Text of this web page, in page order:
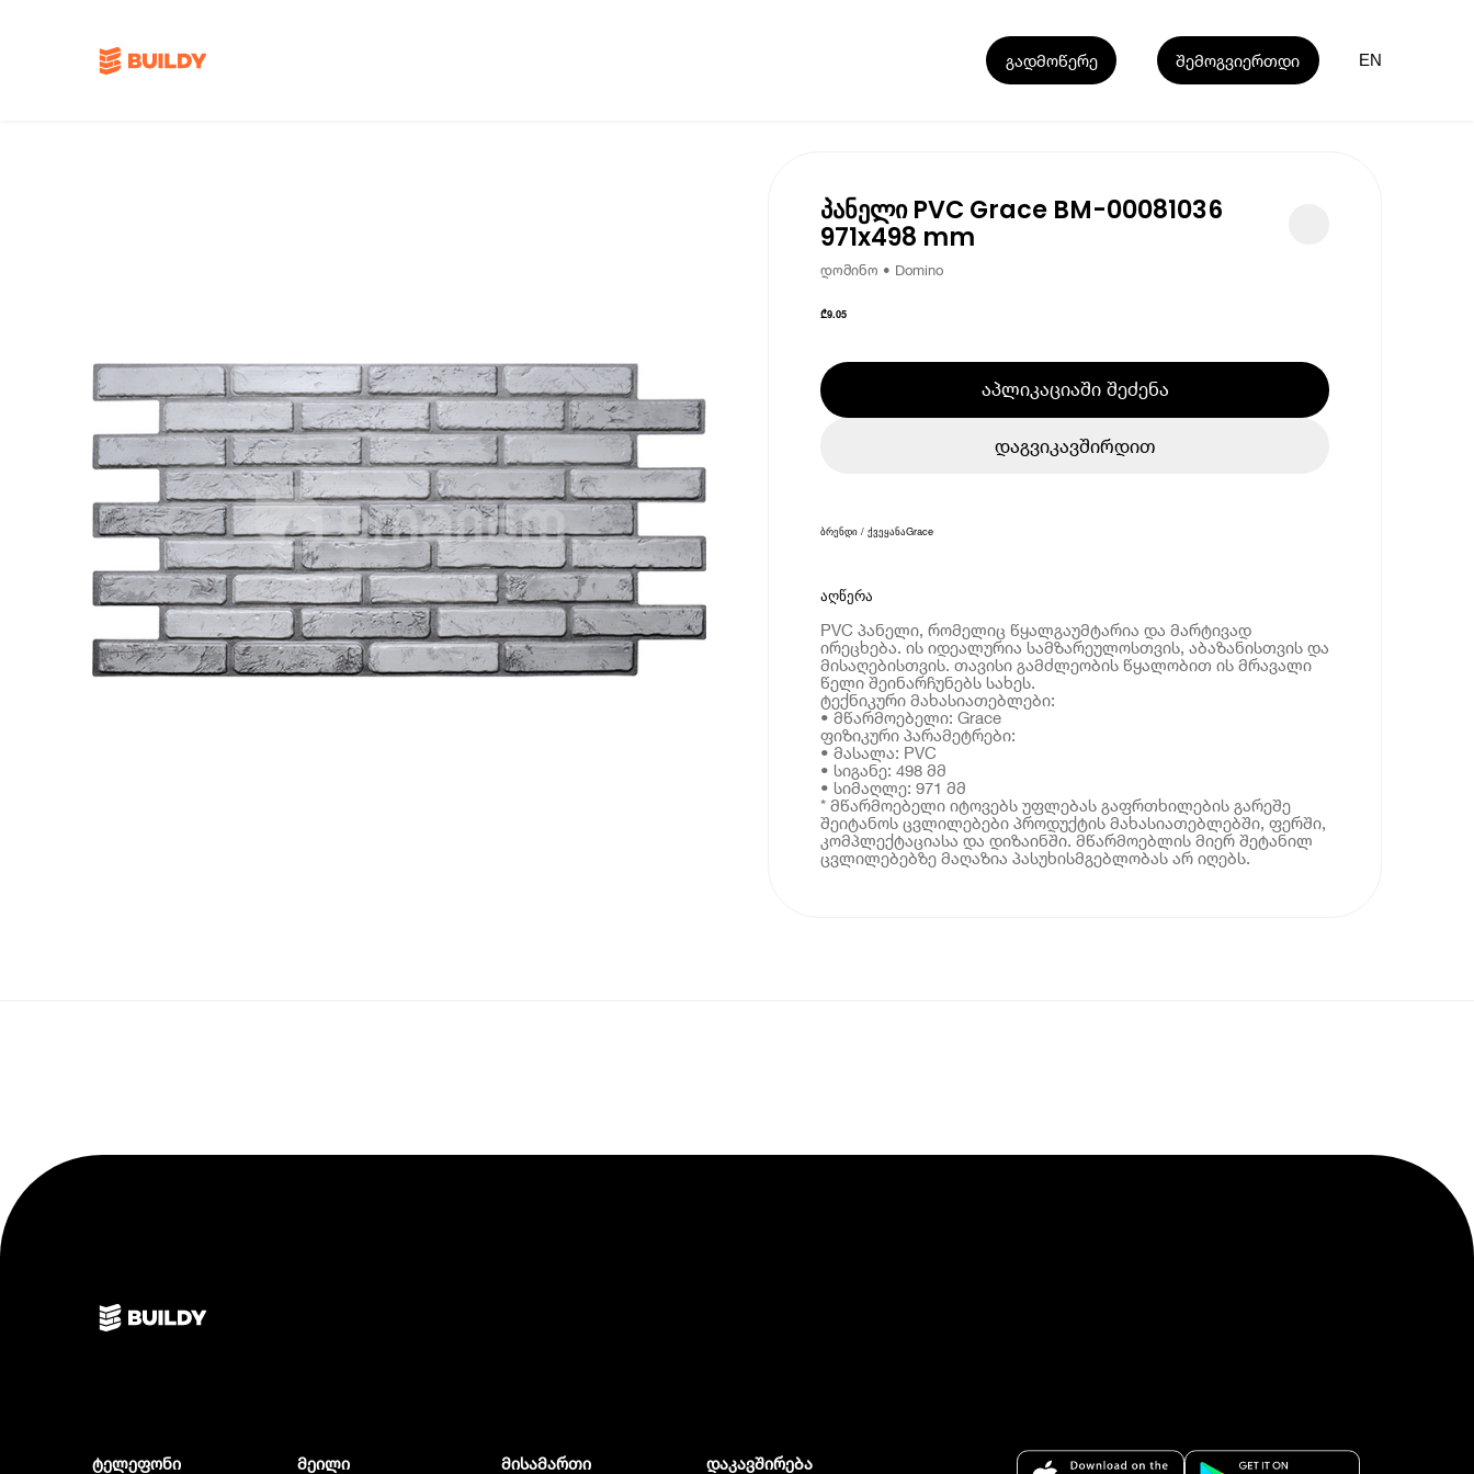
გადმოწერე შემოგვიერთდი EN
პანელი PVC Grace BM-00081036
971x498 mm
დომინო • Domino
₾9.05
აპლიკაციაში შეძენა
დაგვიკავშირდით
ბრენდი / ქვეყანაGrace
აღწერა
PVC პანელი, რომელიც წყალგაუმტარია და მარტივად
ირეცხება. ის იდეალურია სამზარეულოსთვის, აბაზანისთვის და
მისაღებისთვის. თავისი გამძლეობის წყალობით ის მრავალი
წელი შეინარჩუნებს სახეს.
ტექნიკური მახასიათებლები:
• მწარმოებელი: Grace
ფიზიკური პარამეტრები:
• მასალა: PVC
• სიგანე: 498 მმ
• სიმაღლე: 971 მმ
* მწარმოებელი იტოვებს უფლებას გაფრთხილების გარეშე
შეიტანოს ცვლილებები პროდუქტის მახასიათებლებში, ფერში,
კომპლექტაციასა და დიზაინში. მწარმოებლის მიერ შეტანილ
ცვლილებებზე მაღაზია პასუხისმგებლობას არ იღებს.
ტელეფონი მეილი მისამართი დაკავშირება